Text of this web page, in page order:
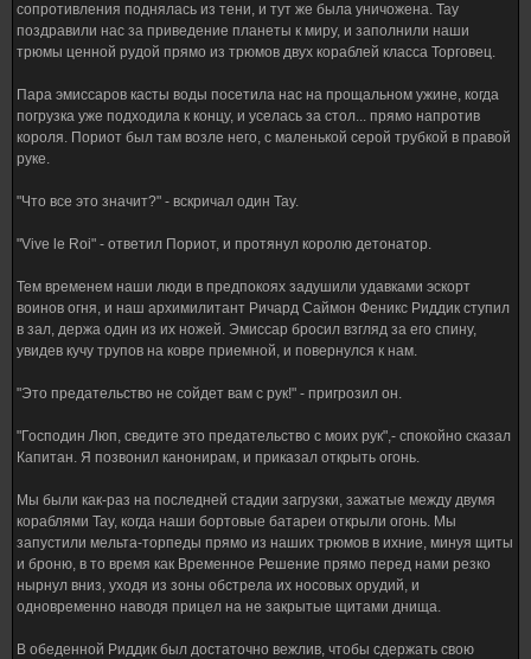
сопротивления поднялась из тени, и тут же была уничожена. Тау
поздравили нас за приведение планеты к миру, и заполнили наши
трюмы ценной рудой прямо из трюмов двух кораблей класса Торговец.
Пара эмиссаров касты воды посетила нас на прощальном ужине, когда
погрузка уже подходила к концу, и уселась за стол... прямо напротив
короля. Пориот был там возле него, с маленькой серой трубкой в правой
руке.
"Что все это значит?" - вскричал один Тау.
"Vive le Roi" - ответил Пориот, и протянул королю детонатор.
Тем временем наши люди в предпокоях задушили удавками эскорт
воинов огня, и наш архимилитант Ричард Саймон Феникс Риддик ступил
в зал, держа один из их ножей. Эмиссар бросил взгляд за его спину,
увидев кучу трупов на ковре приемной, и повернулся к нам.
"Это предательство не сойдет вам с рук!" - пригрозил он.
"Господин Люп, сведите это предательство с моих рук",- спокойно сказал
Капитан. Я позвонил канонирам, и приказал открыть огонь.
Мы были как-раз на последней стадии загрузки, зажатые между двумя
кораблями Тау, когда наши бортовые батареи открыли огонь. Мы
запустили мельта-торпеды прямо из наших трюмов в ихние, минуя щиты
и броню, в то время как Временное Решение прямо перед нами резко
нырнул вниз, уходя из зоны обстрела их носовых орудий, и
одновременно наводя прицел на не закрытые щитами днища.
В обеденной Риддик был достаточно вежлив, чтобы сдержать свою